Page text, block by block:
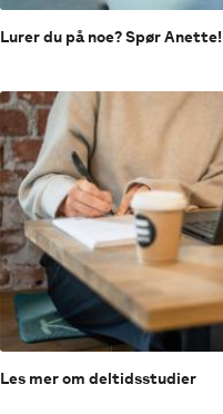
Lurer du på noe? Spør Anette!
Les mer om deltidsstudier